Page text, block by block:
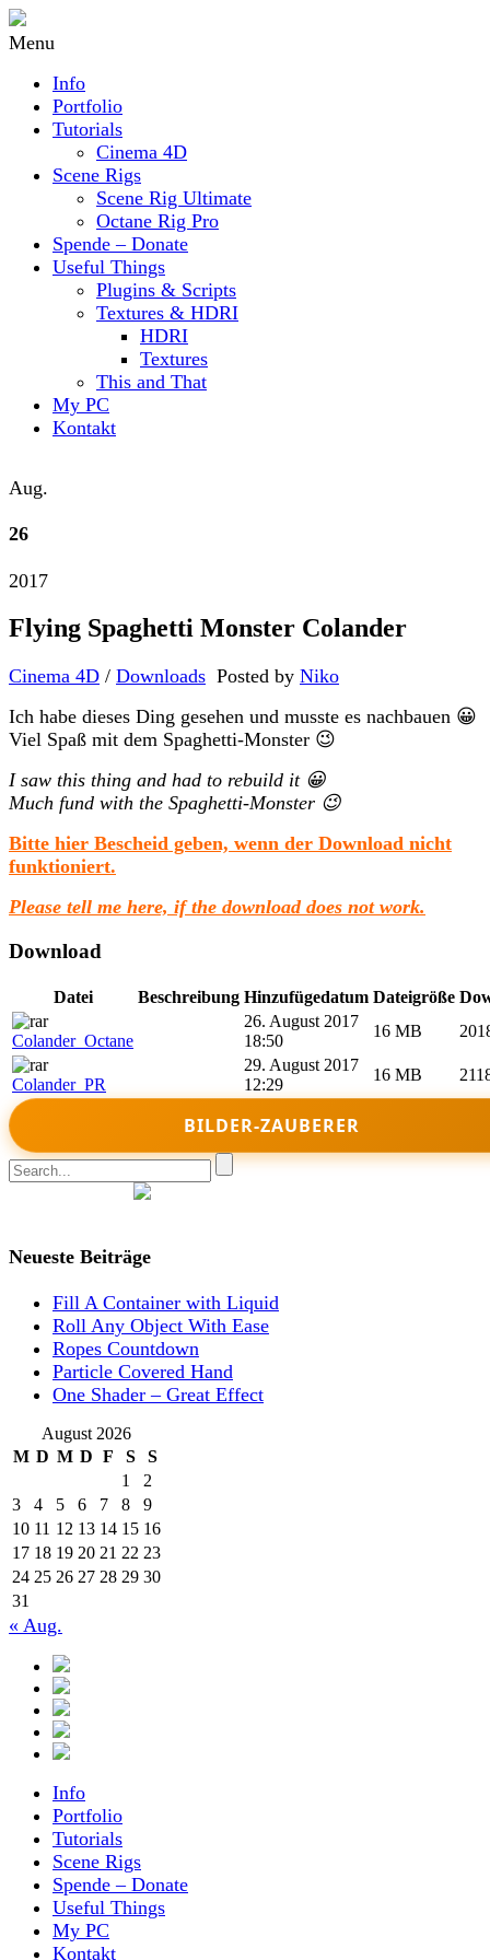
Menu
Info
Portfolio
Tutorials
Cinema 4D
Scene Rigs
Scene Rig Ultimate
Octane Rig Pro
Spende – Donate
Useful Things
Plugins & Scripts
Textures & HDRI
HDRI
Textures
This and That
My PC
Kontakt
Aug.
26
2017
Flying Spaghetti Monster Colander
Cinema 4D / Downloads Posted by Niko
Ich habe dieses Ding gesehen und musste es nachbauen 😀
Viel Spaß mit dem Spaghetti-Monster 😉
I saw this thing and had to rebuild it 😀
Much fund with the Spaghetti-Monster 😉
Bitte hier Bescheid geben, wenn der Download nicht
funktioniert.
Please tell me here, if the download does not work.
Download
Datei Beschreibung Hinzufügedatum Dateigröße
Colander_Octane
26. August 2017
18:50
16 MB
Colander_PR
29. August 2017
12:29
16 MB
BILDER-ZAUBERER
Neueste Beiträge
Fill A Container with Liquid
Roll Any Object With Ease
Ropes Countdown
Particle Covered Hand
One Shader – Great Effect
August 2026
M D M D F S
S
1
2
3
4 5 6 7 8
9
10 11 12 13 14 15 16
17 18 19 20 21 22 23
24 25 26 27 28 29 30
31
« Aug.
Info
Portfolio
Tutorials
Scene Rigs
Spende – Donate
Useful Things
My PC
Kontakt